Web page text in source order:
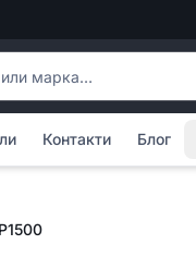
Контакти Блог